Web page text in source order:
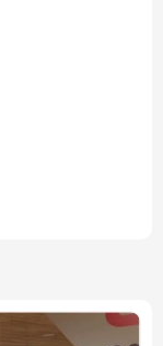
2007
recentemente
2014-2020